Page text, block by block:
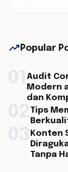
trending_up Popular
Audit
Modern
dan
Tips
Konten
Tanpa